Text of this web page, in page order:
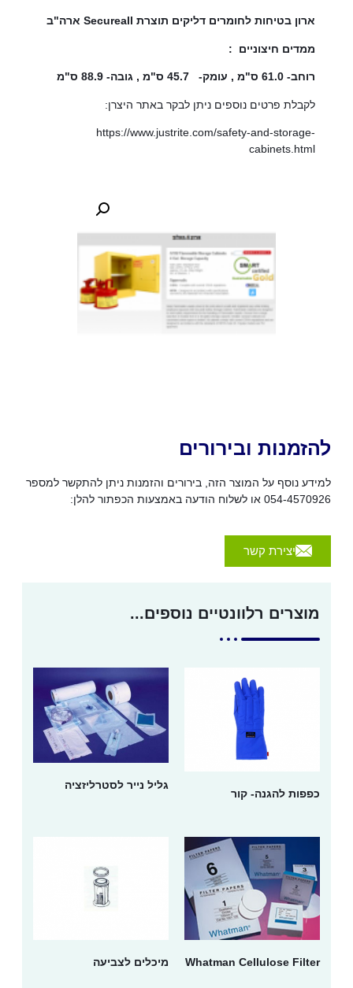
ארון בטיחות לחומרים דליקים תוצרת Secureall ארה"ב
ממדים חיצוניים :
רוחב- 61.0 ס"מ , עומק- 45.7 ס"מ , גובה- 88.9 ס"מ
לקבלת פרטים נוספים ניתן לבקר באתר היצרן:
https://www.justrite.com/safety-and-storage-
cabinets.html
להזמנות ובירורים
למידע נוסף על המוצר הזה, בירורים והזמנות ניתן להתקשר למספר
054-4570926 או לשלוח הודעה באמצעות הכפתור להלן:
יצירת קשר
מוצרים רלוונטיים נוספים...
כפפות להגנה- קור
גליל נייר לסטרליזציה
Whatman Cellulose Filter מיכלים לצביעה